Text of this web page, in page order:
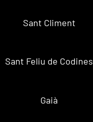
Sant Climent
Sant Feliu de Codines
Gaià